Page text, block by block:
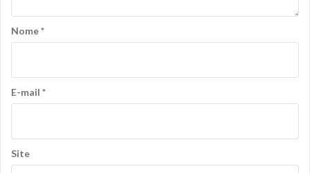
Nome*
E-mail *
Site